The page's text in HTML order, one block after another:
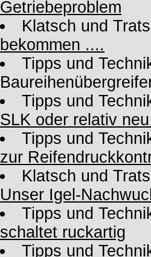
Getriebeproblem
Klatsch und
bekommen ....
Tipps und
Tipps und
SLK oder relativ
Tipps und
zur
Klatsch und
Unser Igel-
Tipps und
schaltet ruckartig
Tipps und